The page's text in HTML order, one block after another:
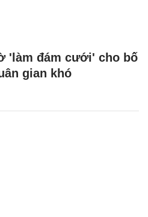
'làm đám cưới' cho bố
gian khó